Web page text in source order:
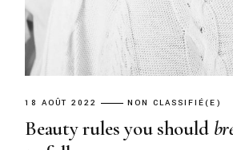
18 AOÛT 2022 NON CLASSIFIÉ(E)
Beauty rules you should